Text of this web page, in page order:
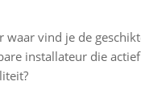
waar vind je de
installateur die